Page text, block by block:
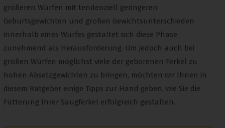
größeren Würfen mit tendenziell geringeren
Geburtsgewichten und großen Gewichtsunterschieden
innerhalb eines Wurfes gestaltet sich diese Phase
zunehmend als Herausforderung. Um jedoch auch bei
großen Würfen möglichst viele der geborenen Ferkel zu
hohen Absetzgewichten zu bringen, möchten wir Ihnen in
diesem Ratgeber einige Tipps zur Hand geben, wie Sie die
Fütterung Ihrer Saugferkel erfolgreich gestalten.